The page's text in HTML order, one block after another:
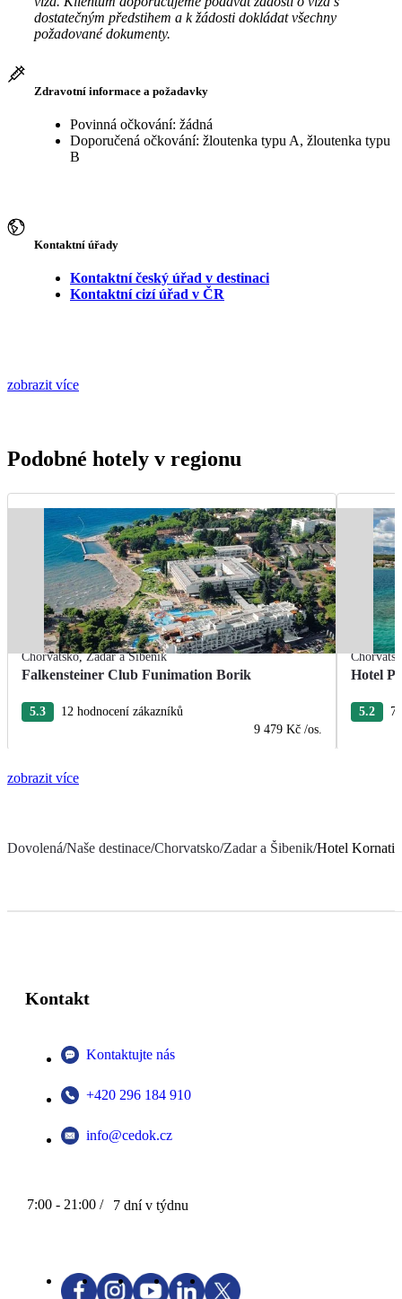
dostatečným předstihem a k žádosti dokládat všechny
požadované dokumenty.
Zdravotní informace a požadavky
Povinná očkování: žádná
Doporučená očkování: žloutenka typu A, žloutenka typu
B
Kontaktní úřady
Kontaktní český úřad v destinaci
Kontaktní cizí úřad v ČR
zobrazit více
Podobné hotely v regionu
Chorvatsko,Zadar a Šibenik
Falkensteiner Club Funimation Borik
5.3
12 hodnocení zákazníků
9 479 Kč /os.
Hotel
5.2 7
zobrazit více
Dovolená/Naše destinace/Chorvatsko/Zadar a Šibenik/Hotel Kornati
Kontakt
Kontaktujte nás
+420 296 184 910
info@cedok.cz
7:00 - 21:00 / 7 dní v týdnu